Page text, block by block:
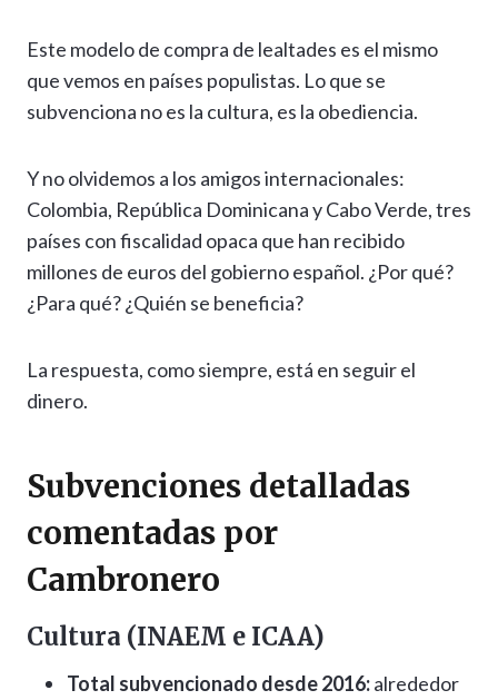
Este modelo de compra de lealtades es el mismo
que vemos en países populistas. Lo que se
subvenciona no es la cultura, es la obediencia.
Y no olvidemos a los amigos internacionales:
Colombia, República Dominicana y Cabo Verde, tres
países con fiscalidad opaca que han recibido
millones de euros del gobierno español. ¿Por qué?
¿Para qué? ¿Quién se beneficia?
La respuesta, como siempre, está en seguir el
dinero.
Subvenciones detalladas
comentadas por
Cambronero
Cultura (INAEM e ICAA)
Total subvencionado desde 2016:alrededor